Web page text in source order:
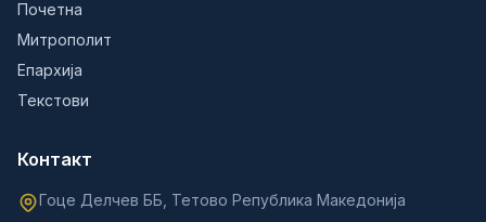
Почетна
Митрополит
Епархија
Текстови
Контакт
Гоце Делчев ББ, Тетово Република Македонија